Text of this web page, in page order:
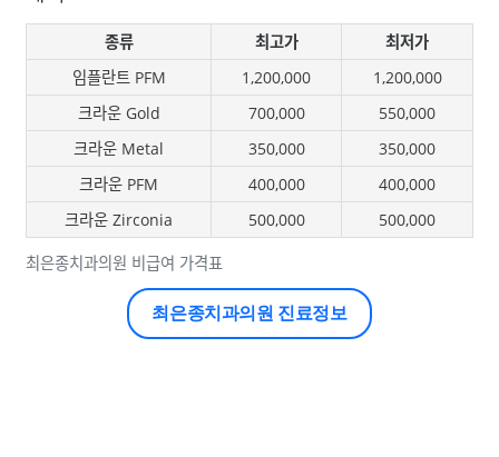
최은종치과의원 비급여 가격표
종류 최고가
최저가
임플란트 PFM
1,200,000
1,200,000
크라운 Gold
700,000
550,000
크라운 Metal
350,000
350,000
크라운 PFM
400,000
400,000
크라운 Zirconia
500,000 500,000
최은종치과의원 진료정보